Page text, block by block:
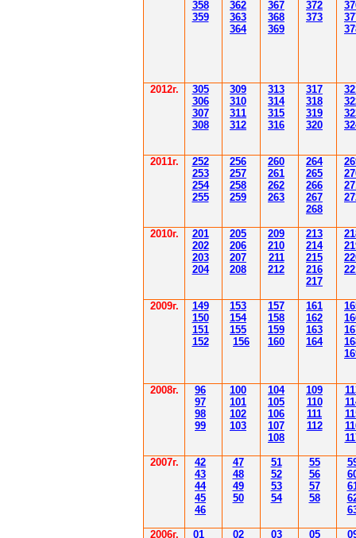
358
359
362
363
364
367
368
369
372
373
37
2012г. 305
306
307
308
309
310
311
312
313
314
315
316
317
318
319
320
3
3
3
3
2011г.
252
253
254
255
256
257
258
259
260
261
262
263
264
265
266
267
268
26
2
2
2
2010г.
201
202
203
204
205
206
207
208
209
210
211
212
213
214
215
216
217
2009г.
149
150
151
152
153
154
155
156
157
158
159
160
161
162
163
164
2008г.
96
97
98
99
100
101
102
103
104
105
106
107
108
109
110
111
112
2007г.
42
43
44
45
46
47
48
49
50
51
52
53
54
55
56
57
58
2006г. 01 02 03 05